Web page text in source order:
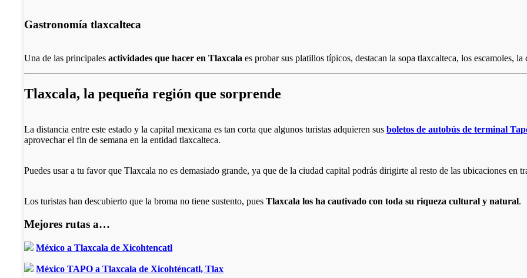
Gastronomía tlaxcalteca
Una de las principalesactividades que hacer en Tlaxcala es probar sus platillos típicos, destacan la sopa tlaxcalteca, los escamoles,
Tlaxcala, la pequeña región que sorprende
La distancia entre este estado y la capital mexicana es tan corta que algunos turistas adquieren susboletos de autobús de terminal
aprovechar el fin de semana en la entidad tlaxcalteca.
Puedes usar a tu favor que Tlaxcala no es demasiado grande, ya que de la ciudad capital podrás dirigirte al resto de las ubicaciones en
Los turistas han descubierto que la broma no tiene sustento, puesTlaxcala los ha cautivado con toda su riqueza cultural y natural.
Mejores rutas a…
México a Tlaxcala de Xicohtencatl
México TAPO a Tlaxcala de Xicohténcatl, Tlax